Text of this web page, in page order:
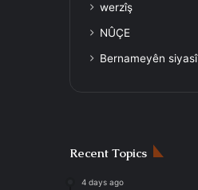
werzîş
NÛÇE
Bernameyên siyasî
Recent Topics
4 days ago